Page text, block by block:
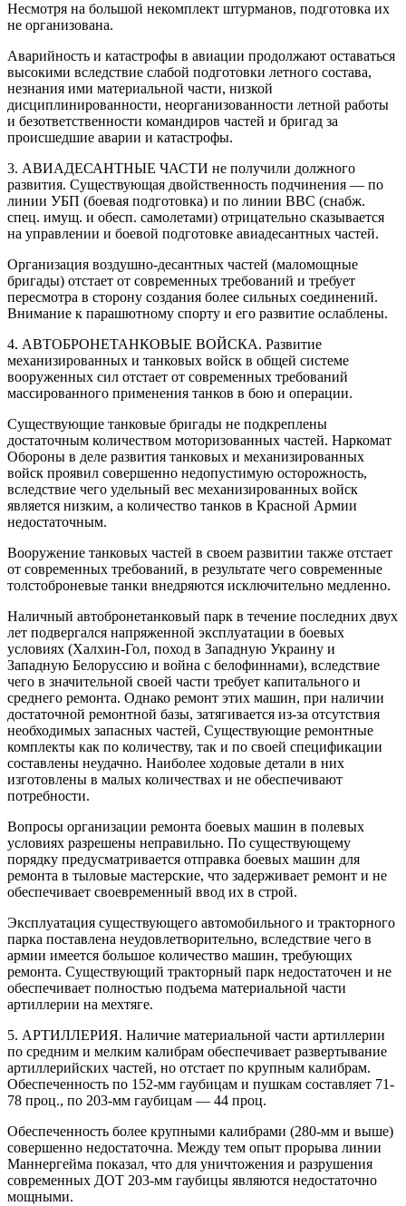
Несмотря на большой некомплект штурманов, подготовка их
не организована.
Аварийность и катастрофы в авиации продолжают оставаться
высокими вследствие слабой подготовки летного состава,
незнания ими материальной части, низкой
дисциплинированности, неорганизованности летной работы
и безответственности командиров частей и бригад за
происшедшие аварии и катастрофы.
3. АВИАДЕСАНТНЫЕ ЧАСТИ не получили должного
развития. Существующая двойственность подчинения — по
линии УБП (боевая подготовка) и по линии ВВС (снабж.
спец. имущ. и обесп. самолетами) отрицательно сказывается
на управлении и боевой подготовке авиадесантных частей.
Организация воздушно-десантных частей (маломощные
бригады) отстает от современных требований и требует
пересмотра в сторону создания более сильных соединений.
Внимание к парашютному спорту и его развитие ослаблены.
4. АВТОБРОНЕТАНКОВЫЕ ВОЙСКА. Развитие
механизированных и танковых войск в общей системе
вооруженных сил отстает от современных требований
массированного применения танков в бою и операции.
Существующие танковые бригады не подкреплены
достаточным количеством моторизованных частей. Наркомат
Обороны в деле развития танковых и механизированных
войск проявил совершенно недопустимую осторожность,
вследствие чего удельный вес механизированных войск
является низким, а количество танков в Красной Армии
недостаточным.
Вооружение танковых частей в своем развитии также отстает
от современных требований, в результате чего современные
толстоброневые танки внедряются исключительно медленно.
Наличный автобронетанковый парк в течение последних двух
лет подвергался напряженной эксплуатации в боевых
условиях (Халхин-Гол, поход в Западную Украину и
Западную Белоруссию и война с белофиннами), вследствие
чего в значительной своей части требует капитального и
среднего ремонта. Однако ремонт этих машин, при наличии
достаточной ремонтной базы, затягивается из-за отсутствия
необходимых запасных частей, Существующие ремонтные
комплекты как по количеству, так и по своей спецификации
составлены неудачно. Наиболее ходовые детали в них
изготовлены в малых количествах и не обеспечивают
потребности.
Вопросы организации ремонта боевых машин в полевых
условиях разрешены неправильно. По существующему
порядку предусматривается отправка боевых машин для
ремонта в тыловые мастерские, что задерживает ремонт и не
обеспечивает своевременный ввод их в строй.
Эксплуатация существующего автомобильного и тракторного
парка поставлена неудовлетворительно, вследствие чего в
армии имеется большое количество машин, требующих
ремонта. Существующий тракторный парк недостаточен и не
обеспечивает полностью подъема материальной части
артиллерии на мехтяге.
5. АРТИЛЛЕРИЯ. Наличие материальной части артиллерии
по средним и мелким калибрам обеспечивает развертывание
артиллерийских частей, но отстает по крупным калибрам.
Обеспеченность по 152-мм гаубицам и пушкам составляет 71-
78 проц., по 203-мм гаубицам — 44 проц.
Обеспеченность более крупными калибрами (280-мм и выше)
совершенно недостаточна. Между тем опыт прорыва линии
Маннергейма показал, что для уничтожения и разрушения
современных ДОТ 203-мм гаубицы являются недостаточно
мощными.